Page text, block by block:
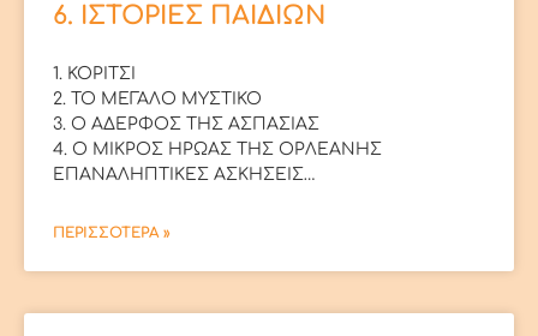
6. ΙΣΤΟΡΙΕΣ ΠΑΙΔΙΩΝ
1. ΚΟΡΙΤΣΙ
2. ΤΟ ΜΕΓΑΛΟ ΜΥΣΤΙΚΟ
3. Ο ΑΔΕΡΦΟΣ ΤΗΣ ΑΣΠΑΣΙΑΣ
4. Ο ΜΙΚΡΟΣ ΗΡΩΑΣ ΤΗΣ ΟΡΛΕΑΝΗΣ
ΕΠΑΝΑΛΗΠΤΙΚΕΣ ΑΣΚΗΣΕΙΣ…
ΠΕΡΙΣΣΟΤΕΡΑ »